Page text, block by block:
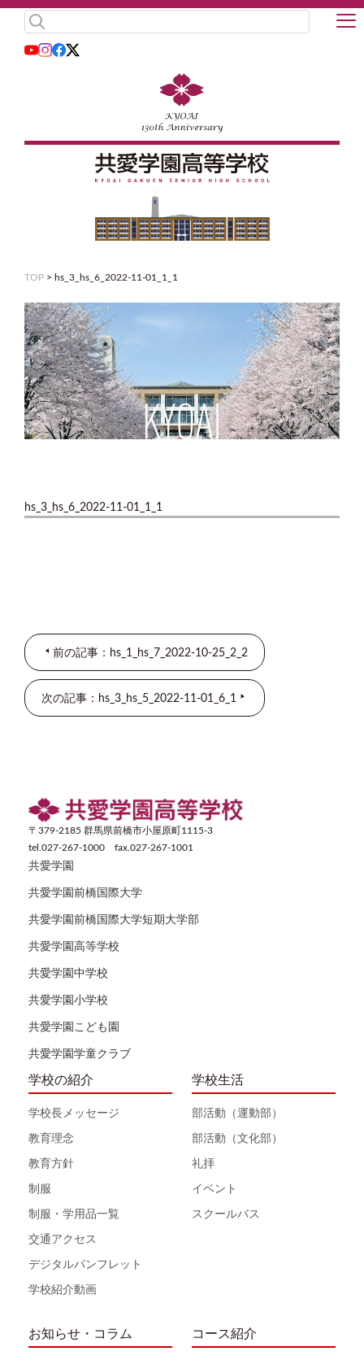
TOP > hs_3_hs_6_2022-11-01_1_1
hs_3_hs_6_2022-11-01_1_1
前の記事：hs_1_hs_7_2022-10-25_2_2
次の記事：hs_3_hs_5_2022-11-01_6_1
〒379-2185 群馬県前橋市小屋原町1115-3
tel.027-267-1000 fax.027-267-1001
共愛学園
共愛学園前橋国際大学
共愛学園前橋国際大学短期大学部
共愛学園高等学校
共愛学園中学校
共愛学園小学校
共愛学園こども園
共愛学園学童クラブ
学校の紹介
学校長メッセージ
教育理念
教育方針
制服
制服・学用品一覧
交通アクセス
デジタルパンフレット
学校紹介動画
学校生活
部活動（運動部）
部活動（文化部）
礼拝
イベント
スクールバス
お知らせ・コラム コース紹介